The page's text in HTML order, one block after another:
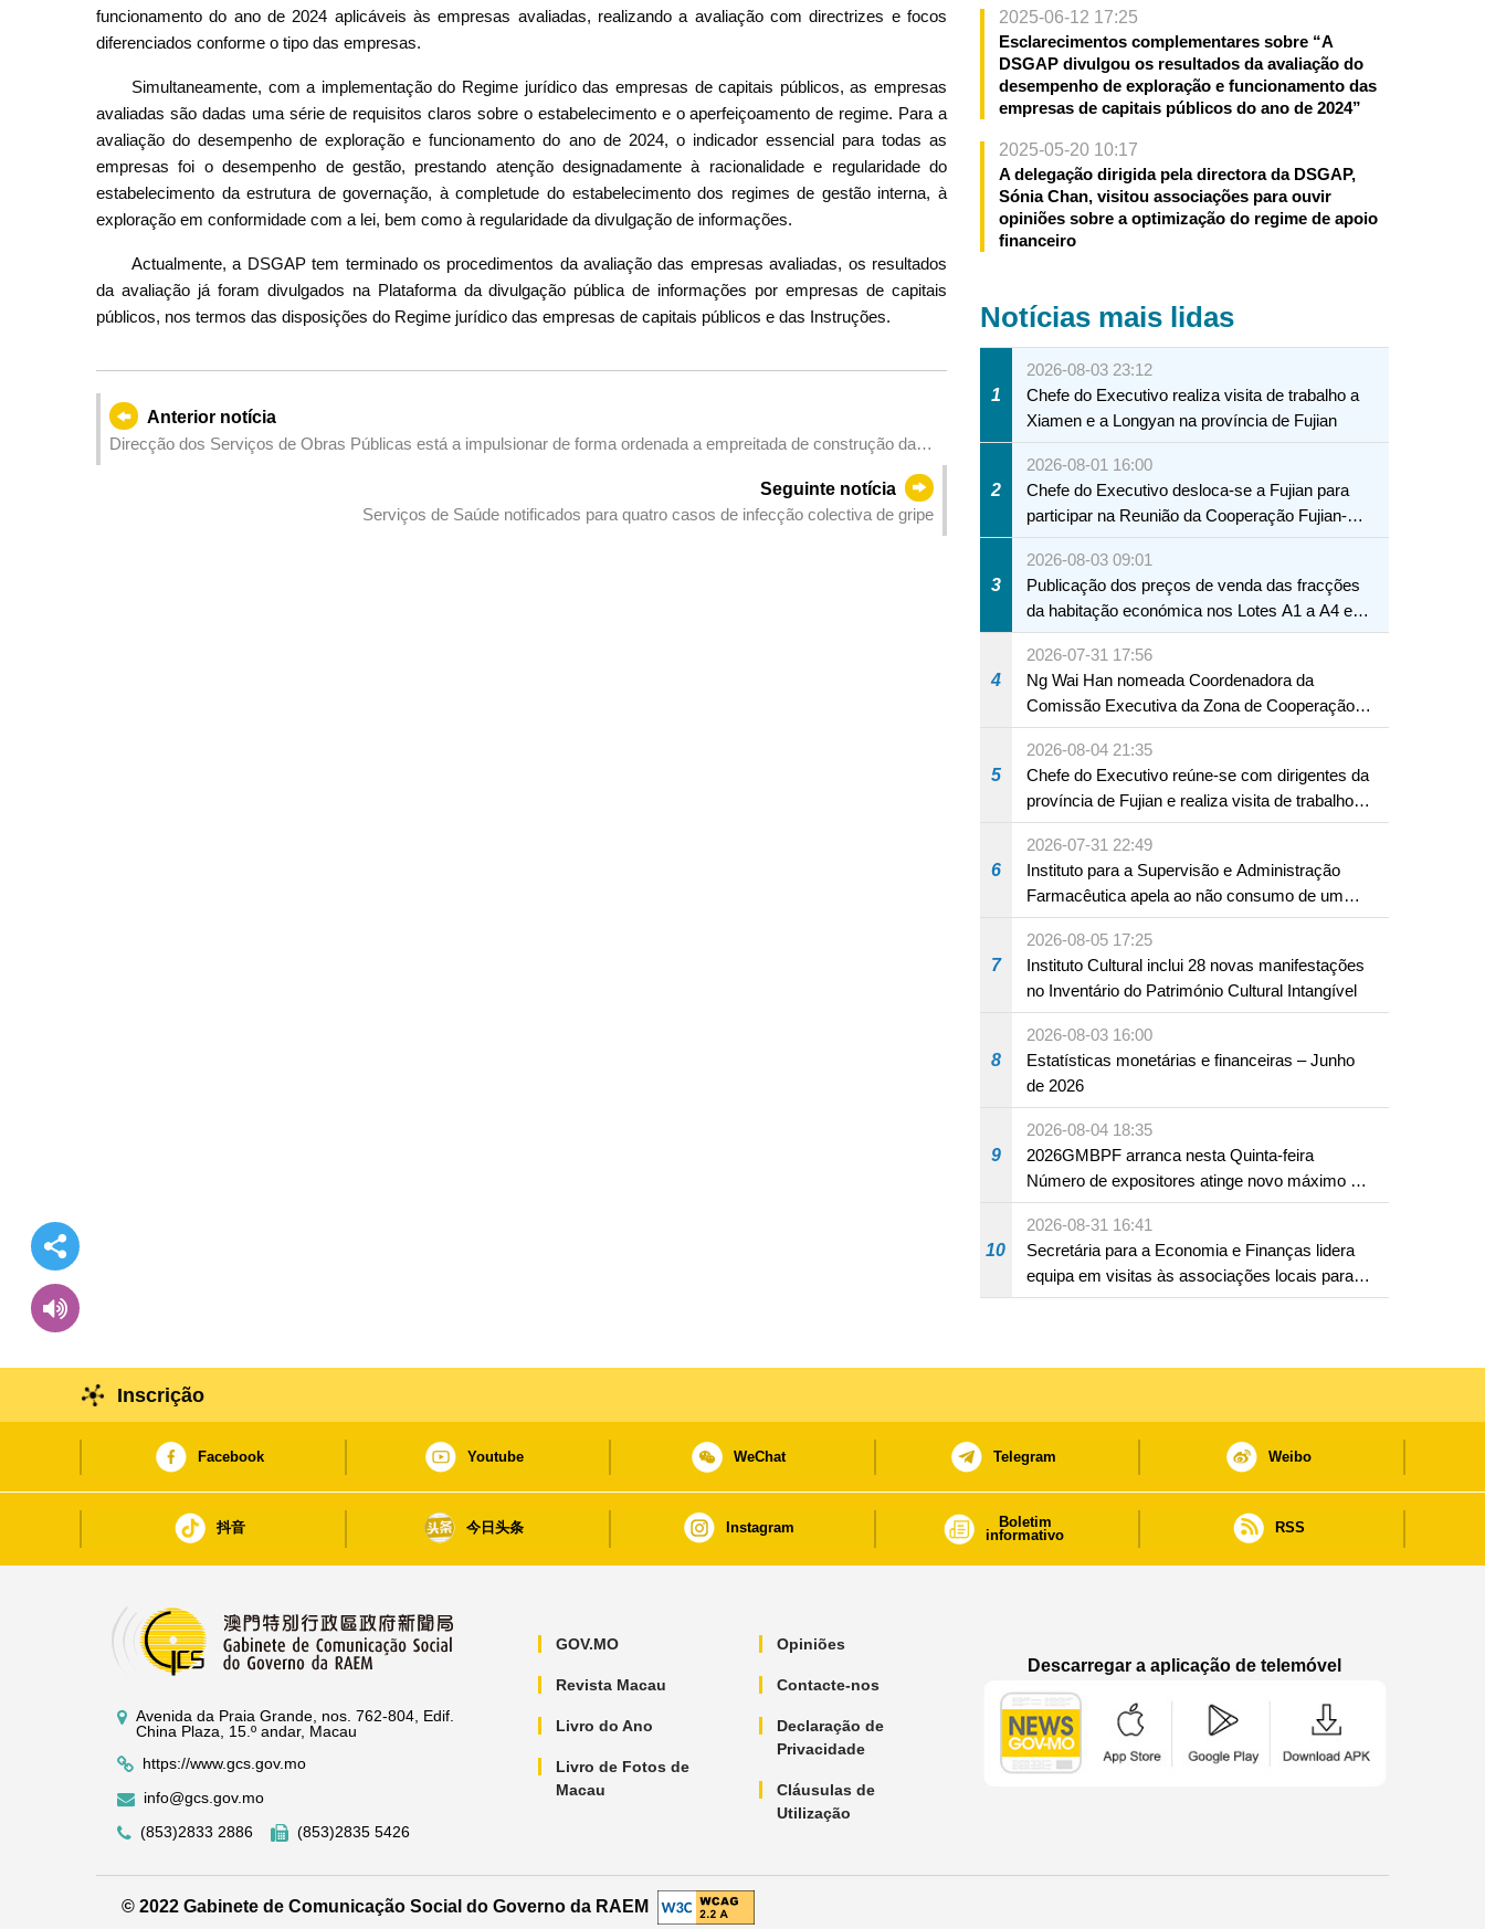
funcionamento do ano de 2024 aplicáveis às empresas avaliadas, realizando a avaliação com directrizes e focos
diferenciados conforme o tipo das empresas.
Simultaneamente, com a implementação do Regime jurídico das empresas de capitais públicos, as empresas
avaliadas são dadas uma série de requisitos claros sobre o estabelecimento e o aperfeiçoamento de regime. Para a
avaliação do desempenho de exploração e funcionamento do ano de 2024, o indicador essencial para todas as
empresas foi o desempenho de gestão, prestando atenção designadamente à racionalidade e regularidade do
estabelecimento da estrutura de governação, à completude do estabelecimento dos regimes de gestão interna, à
exploração em conformidade com a lei, bem como à regularidade da divulgação de informações.
Actualmente, a DSGAP tem terminado os procedimentos da avaliação das empresas avaliadas, os resultados
da avaliação já foram divulgados na Plataforma da divulgação pública de informações por empresas de capitais
públicos, nos termos das disposições do Regime jurídico das empresas de capitais públicos e das Instruções.
Anterior notícia
Direcção dos Serviços de Obras Públicas está a impulsionar de forma ordenada a empreitada de construção da
Seguinte notícia
Serviços de Saúde notificados para quatro casos de infecção colectiva de gripe
2025-06-12 17:25
Esclarecimentos complementares sobre “A
DSGAP divulgou os resultados da avaliação do
desempenho de exploração e funcionamento das
empresas de capitais públicos do ano de 2024”
2025-05-20 10:17
A delegação dirigida pela directora da DSGAP,
Sónia Chan, visitou associações para ouvir
opiniões sobre a optimização do regime de apoio
financeiro
Notícias mais lidas
1
2026-08-03 23:12
Chefe do Executivo realiza visita de trabalho a
Xiamen e a Longyan na província de Fujian
2
2026-08-01 16:00
Chefe do Executivo desloca-se a Fujian para
participar na Reunião da Cooperação Fujian-
Macau
3
2026-08-03 09:01
Publicação dos preços de venda das fracções
da habitação económica nos Lotes A1 a A4 e
A12 da Zona A dos Novos Aterros
4
2026-07-31 17:56
Ng Wai Han nomeada Coordenadora da
Comissão Executiva da Zona de Cooperação
Aprofundada entre Guangdong e Macau em
Hengqin
5
2026-08-04 21:35
Chefe do Executivo reúne-se com dirigentes da
província de Fujian e realiza visita de trabalho
em Fuzhou
6
2026-07-31 22:49
Instituto para a Supervisão e Administração
Farmacêutica apela ao não consumo de um
produto com substâncias medicamentosas
ocidentais
7
2026-08-05 17:25
Instituto Cultural inclui 28 novas manifestações
no Inventário do Património Cultural Intangível
8
2026-08-03 16:00
Estatísticas monetárias e financeiras – Junho
de 2026
9
2026-08-04 18:35
2026GMBPF arranca nesta Quinta-feira
Número de expositores atinge novo máximo em
18 anos
10
2026-08-31 16:41
Secretária para a Economia e Finanças lidera
equipa em visitas às associações locais para
consolidar consensos e promover os trabalhos
Inscrição
Facebook Youtube WeChat Telegram Weibo
抖音 今日头条 Instagram
Boletim
informativo
RSS
Avenida da Praia Grande, nos. 762-804, Edif.
China Plaza, 15.º andar, Macau
https://www.gcs.gov.mo
info@gcs.gov.mo
(853)2833 2886
(853)2835 5426
GOV.MO
Revista Macau
Livro do Ano
Livro de Fotos de
Macau
Opiniões
Contacte-nos
Declaração de
Privacidade
Cláusulas de
Utilização
Descarregar a aplicação de telemóvel
© 2022 Gabinete de Comunicação Social do Governo da RAEM